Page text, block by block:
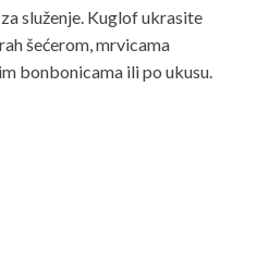
služenje. Kuglof ukrasite
šećerom, mrvicama
bonbonicama ili po ukusu.